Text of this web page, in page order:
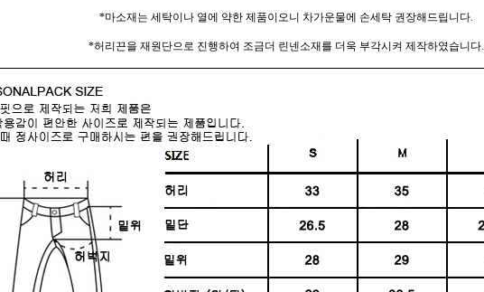
*마소재는 세탁이나 열에 약한 제품이오니 차가운물에 손세탁 권장해드립니다.
*허리끈을 재원단으로 진행하여 조금더 린넨소재를 더욱 부각시켜 제작하였습니다.